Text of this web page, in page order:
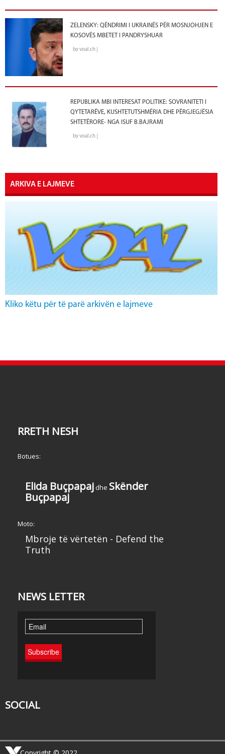
ZELENSKY: QËNDRIMI I UKRAINËS PËR MOSNJOHJEN E
KOSOVËS MBETET I PANDRYSHUAR
by voal.ch |
REPUBLIKA MBI INTERESAT POLITIKE: SOVRANITETI I
QYTETARËVE, KUSHTETUTSHMËRIA DHE PËRGJEGJËSIA
SHTETËRORE- NGA ISUF B.BAJRAMI
by voal.ch |
ARKIVA E LAJMEVE
Kliko këtu për të parë arkivën e lajmeve
RRETH NESH
Botues:
Elida Buçpapaj dhe Skënder
Buçpapaj
Moto:
Mbroje të vërtetën - Defend the
Truth
NEWS LETTER
SOCIAL